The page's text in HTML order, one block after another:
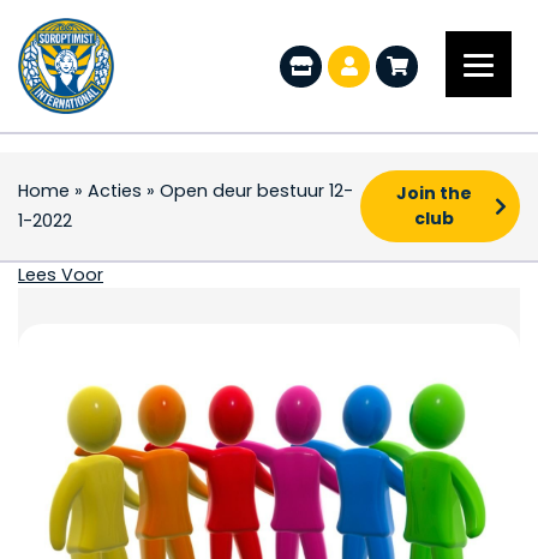
Home » Acties » Open deur bestuur 12-
1-2022
Join the
club
Open deur bestuur
Lees Voor